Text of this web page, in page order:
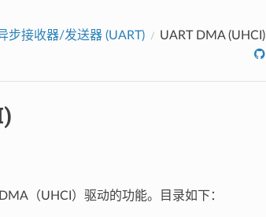
步接收器/发送器 (UART)
UART DMA (UHCI)
（UHCI）驱动的功能。目录如下：